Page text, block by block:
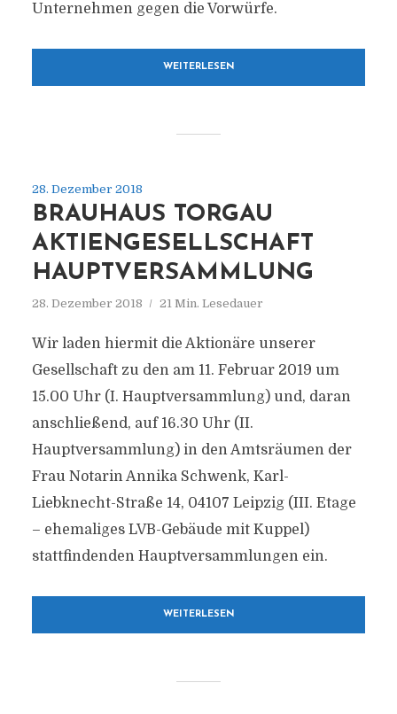
Unternehmen gegen die Vorwürfe.
WEITERLESEN
28. Dezember 2018
BRAUHAUS TORGAU
AKTIENGESELLSCHAFT
HAUPTVERSAMMLUNG
28. Dezember 2018 21 Min. Lesedauer
Wir laden hiermit die Aktionäre unserer
Gesellschaft zu den am 11. Februar 2019 um
15.00 Uhr (I. Hauptversammlung) und, daran
anschließend, auf 16.30 Uhr (II.
Hauptversammlung) in den Amtsräumen der
Frau Notarin Annika Schwenk, Karl-
Liebknecht-Straße 14, 04107 Leipzig (III. Etage
– ehemaliges LVB-Gebäude mit Kuppel)
stattfindenden Hauptversammlungen ein.
WEITERLESEN